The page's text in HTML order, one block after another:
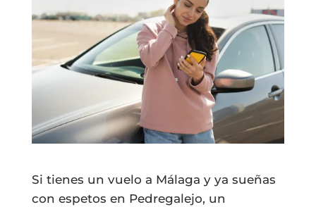
Si tienes un vuelo a Málaga y ya sueñas
con espetos en Pedregalejo, un